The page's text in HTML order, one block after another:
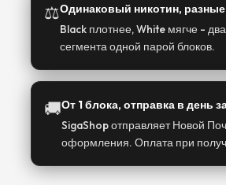
⚖️Одинаковый никотин,
Black плотнее, White мягче - два
сегмента одной парой блоков.
🚚От 1 блока, отправка в день
SigaShop отправляет Новой
оформления. Оплата при